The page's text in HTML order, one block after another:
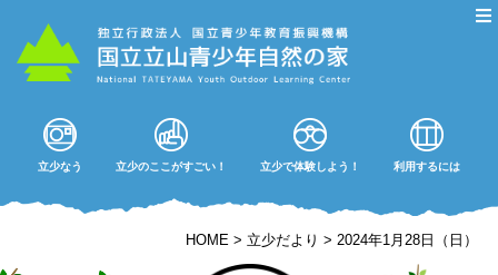
立少なう 立少のここがすごい！ 立少で体験しよう！ 利用するには
HOME > 立少だより >2024年1月28日（日）